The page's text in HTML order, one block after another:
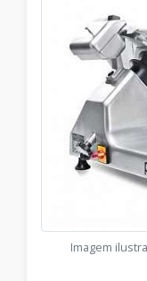
Imagem